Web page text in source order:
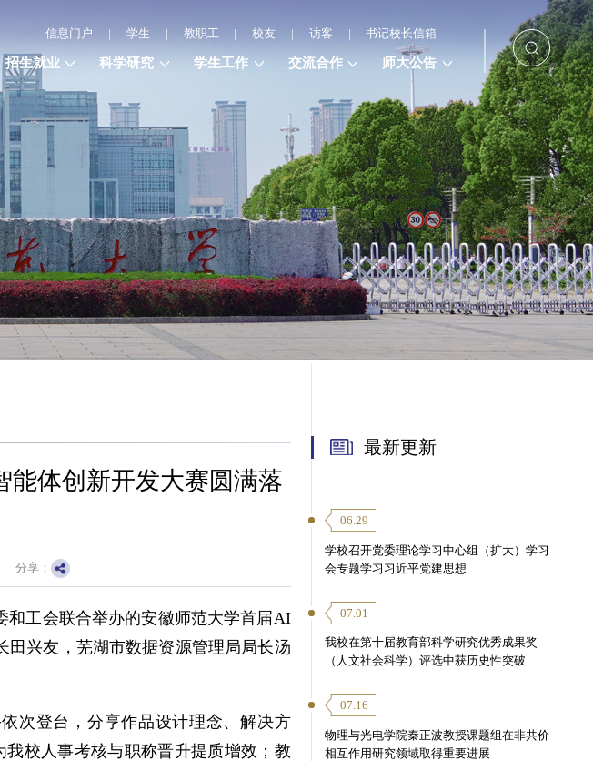
信息门户 | 学生 | 教职工 | 校友 | 访客 | 书记校长信箱
招生就业 科学研究 学生工作 交流合作 师大公告
体创新开发大赛圆满落
分享：
和工会联合举办的安徽师范大学首届AI
田兴友，芜湖市数据资源管理局局长汤
次登台，分享作品设计理念、解决方
校人事考核与职称晋升提质增效；教
最新更新
06.29
学校召开党委理论学习中心组（扩大）学习
会专题学习习近平党建思想
07.01
我校在第十届教育部科学研究优秀成果奖
（人文社会科学）评选中获历史性突破
07.16
物理与光电学院秦正波教授课题组在非共价
相互作用研究领域取得重要进展